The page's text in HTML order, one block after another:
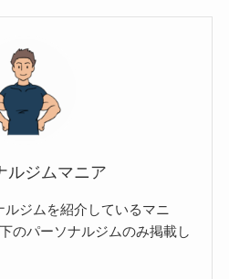
ルジムマニア
ルジムを紹介しているマニ
のパーソナルジムのみ掲載し